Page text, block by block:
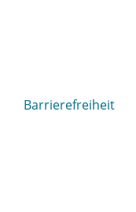
Barrierefreiheit